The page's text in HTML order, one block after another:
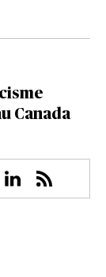
Canada
Linkedin
RSS